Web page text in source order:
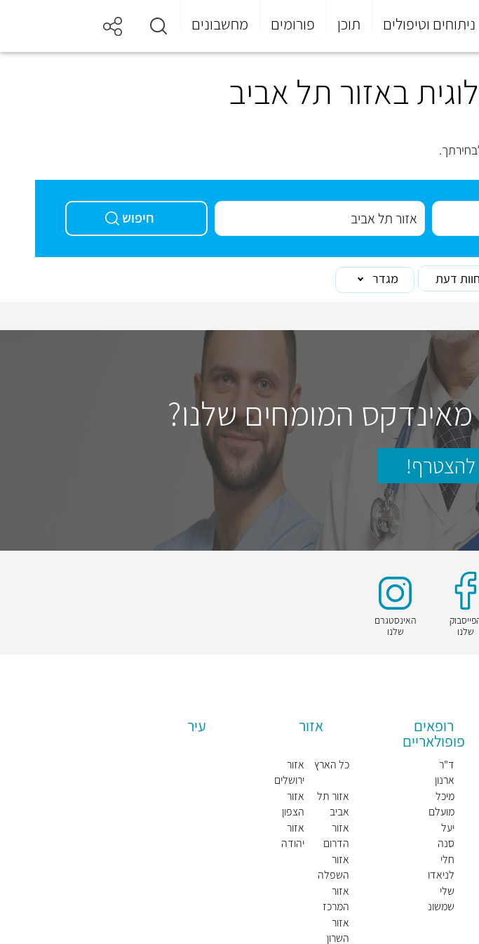
ניתוחים וטיפולים תוכן פורומים מחשבונים
באזור תל אביב
חיפוש
חוות דעת מגדר
המומחים שלנו?
להצטרף!
שלנו
האינסטגרם
שלנו
רופאים
פופולאריים
ד"ר
ארנון
לוי
מיכל
מועלם
יעל
סנה
חלי
לניאדו
שלי
שמשונ
אזור
כל הארץ
אזור תל
אביב
אזור
הדרום
אזור
השפלה
אזור
המרכז
אזור
השרון
אזור
ירושלים
אזור
הצפון
אזור
יהודה
עיר